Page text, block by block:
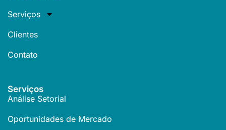
Serviços
Clientes
Contato
Serviços
Análise Setorial
Oportunidades de Mercado